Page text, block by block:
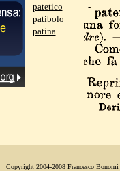
patetico
patibolo
patina
Copyright 2004-2008 Francesco Bonomi